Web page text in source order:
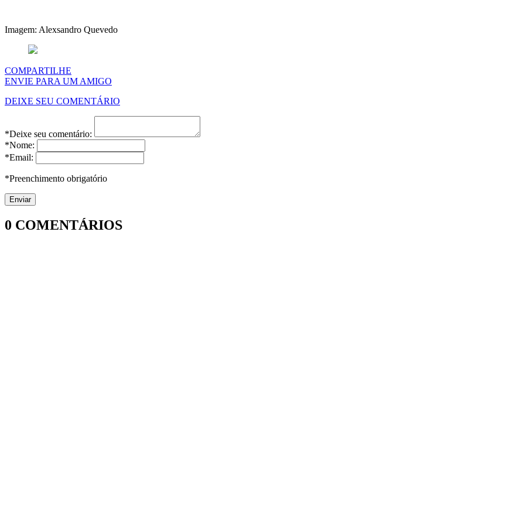
Imagem: Alexsandro Quevedo
COMPARTILHE
ENVIE PARA UM AMIGO
DEIXE SEU COMENTÁRIO
*Deixe seu comentário:
*Nome:
*Email:
*Preenchimento obrigatório
0 COMENTÁRIOS